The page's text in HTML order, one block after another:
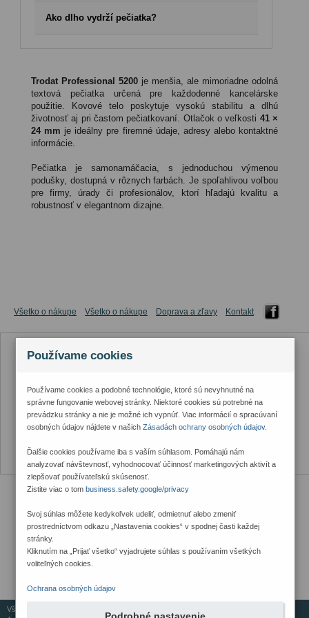
podklady čitateľné a v dostatočnom rozlíšení.
vidíte vždy pri konkrétnom modeli na našom webe.
Ako dlho vydrží pečiatka?
napustiť špeciálnou farbou, čím predĺžite životnosť celej
pečiatky na mnoho ďalších rokov.
Trodat Professional 5200je menšia, ale mimoriadne odolná
textová pečiatka určená pre každodenné kancelárske
použitie. Kovové telo poskytuje vysokú stabilitu a dlhú
životnosť aj pri častom pečiatkovaní. Otlačok o veľkosti 41 ×
24 mm je ideálny pre firemné údaje, adresy alebo kontaktné
informácie.
Pečiatka je samonamáčacia, s jednoduchou výmenou
podušky, dostupná v rôznych farbách. Je spoľahlivou voľbou
pre firmy, úrady či profesionálov, ktorí hľadajú kvalitu a
robustnosť v elegantnom dizajne.
Všetko o nákupe Všetko o nákupe Doprava a zľavy Kontakt
Všetky práva vyhradené © 2026
Používame cookies
Používame cookies a podobné technológie, ktoré sú nevyhnutné na
správne fungovanie webovej stránky. Niektoré cookies sú potrebné na
prevádzku stránky a nie je možné ich vypnúť. Viac informácií o spracúvaní
osobných údajov nájdete v našichZásadách ochrany osobných údajov.
Ďalšie cookies používame iba s vaším súhlasom. Pomáhajú nám
analyzovať návštevnosť, vyhodnocovať účinnosť marketingových aktivít a
zlepšovať používateľskú skúsenosť.
Zistite viac o tombusiness.safety.google/privacy
Svoj súhlas môžete kedykoľvek udeliť, odmietnuť alebo zmeniť
prostredníctvom odkazu „Nastavenia cookies“ v spodnej časti každej
stránky.
Kliknutím na „Prijať všetko“ vyjadrujete súhlas s používaním všetkých
voliteľných cookies.
Ochrana osobných údajov